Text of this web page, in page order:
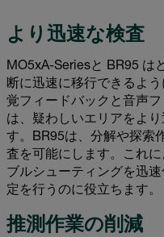
より迅速な検査
MO5xA-Seriesと BR95 は
断に迅速に移行できるよ
覚フィードバックと音声
は、疑わしいエリアをよ
す。BR95は、分解や探索
査を可能にします。これ
ブルシューティングを迅
定を行うのに役立ちます。
推測作業の削減